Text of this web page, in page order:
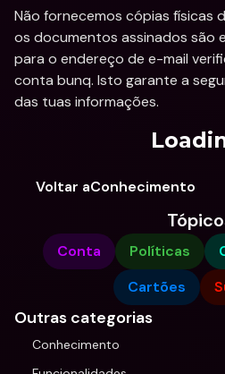
Não fornecemos cópias físicas
os documentos assinados são
para o endereço de e-mail
conta bunq. Isto garante a
das tuas informações.
Voltar aConhecimento
Conta Políticas
Cartões
Outras categorias
Conhecimento